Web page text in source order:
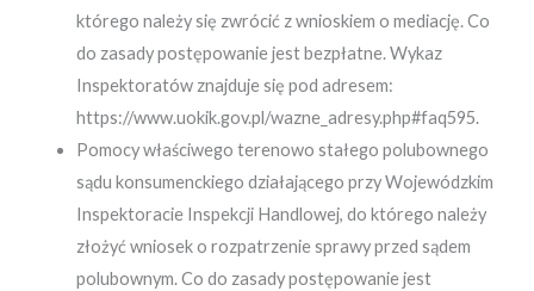
którego należy się zwrócić z wnioskiem o mediację. Co
do zasady postępowanie jest bezpłatne. Wykaz
Inspektoratów znajduje się pod adresem:
https://www.uokik.gov.pl/wazne_adresy.php#faq595.
Pomocy właściwego terenowo stałego polubownego
sądu konsumenckiego działającego przy Wojewódzkim
Inspektoracie Inspekcji Handlowej, do którego należy
złożyć wniosek o rozpatrzenie sprawy przed sądem
polubownym. Co do zasady postępowanie jest